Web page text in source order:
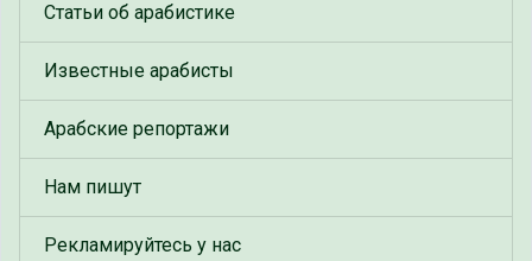
Статьи об арабистике
Известные арабисты
Арабские репортажи
Нам пишут
Рекламируйтесь у нас